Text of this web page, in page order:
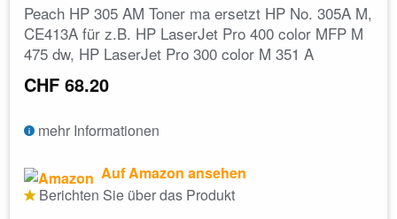
Peach HP 305 AM Toner ma ersetzt HP No. 305A M,
CE413A für z.B. HP LaserJet Pro 400 color MFP M
475 dw, HP LaserJet Pro 300 color M 351 A
CHF 68.20
mehr Informationen
Auf Amazon ansehen
Berichten Sie über das Produkt